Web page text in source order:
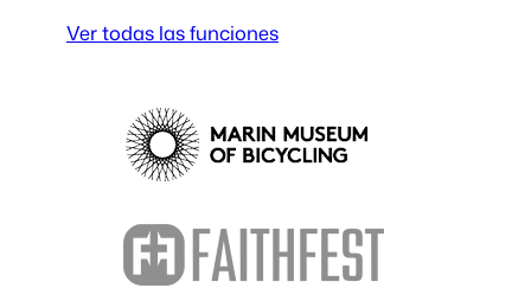
Ver todas las funciones